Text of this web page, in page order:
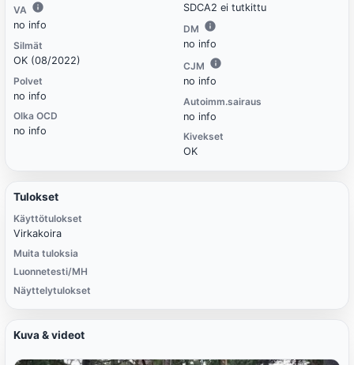
VA
no info
Silmät
OK (08/2022)
Polvet
no info
Olka OCD
no info
SDCA2 ei tutkittu
DM
no info
CJM
no info
Autoimm.sairaus
no info
Kivekset
OK
Tulokset
Käyttötulokset
Virkakoira
Muita tuloksia
Luonnetesti/MH
Näyttelytulokset
Kuva & videot